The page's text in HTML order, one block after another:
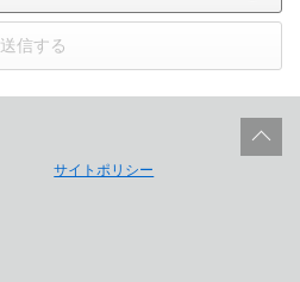
送信する
サイトポリシー